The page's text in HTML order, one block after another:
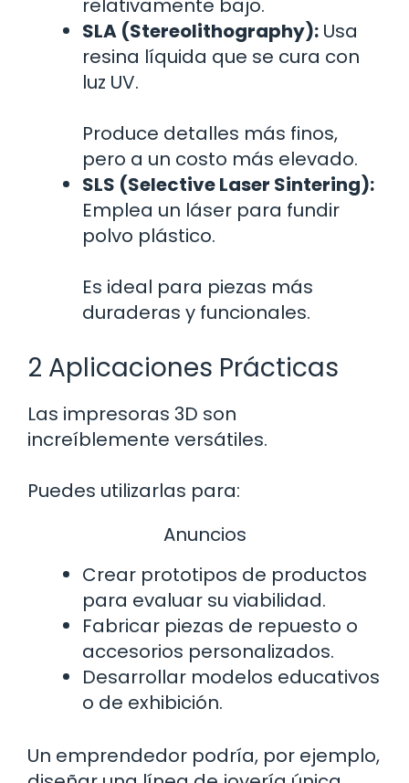
relativamente bajo.
SLA (Stereolithography): Usa
resina líquida que se cura con
luz UV.
Produce detalles más finos,
pero a un costo más elevado.
SLS (Selective Laser Sintering):
Emplea un láser para fundir
polvo plástico.
Es ideal para piezas más
duraderas y funcionales.
2 Aplicaciones Prácticas
Las impresoras 3D son
increíblemente versátiles.
Puedes utilizarlas para:
Anuncios
Crear prototipos de productos
para evaluar su viabilidad.
Fabricar piezas de repuesto o
accesorios personalizados.
Desarrollar modelos educativos
o de exhibición.
Un emprendedor podría, por ejemplo,